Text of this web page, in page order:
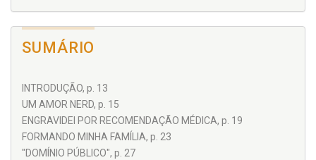
Mestre em Programação Neurolinguística, psicoterapeuta,
SUMÁRIO
INTRODUÇÃO, p. 13
UM AMOR NERD, p. 15
ENGRAVIDEI POR RECOMENDAÇÃO MÉDICA, p. 19
FORMANDO MINHA FAMÍLIA, p. 23
"DOMÍNIO PÚBLICO", p. 27